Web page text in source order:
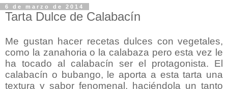
6 de marzo de 2014
Tarta Dulce de Calabacín
Me gustan hacer recetas dulces con vegetales,
como la zanahoria o la calabaza pero esta vez le
ha tocado al calabacín ser el protagonista. El
calabacín o bubango, le aporta a esta tarta una
textura y sabor fenomenal, haciéndola un tanto